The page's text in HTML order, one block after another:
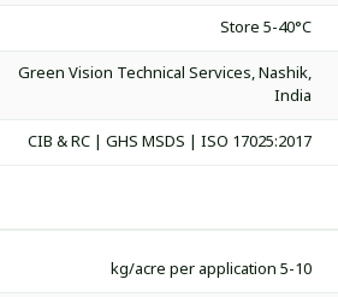
Store 5-40°C
Green Vision Technical Services, Nashik,
India
CIB & RC | GHS MSDS | ISO 17025:2017
5-10 kg/acre per application